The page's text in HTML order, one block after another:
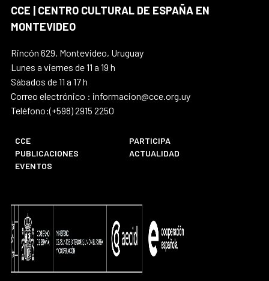
CCE | CENTRO CULTURAL DE ESPAÑA EN
MONTEVIDEO
Rincón 629, Montevideo, Uruguay
Lunes a viernes de 11 a 19 h
Sábados de 11 a 17 h
Correo electrónico : informacion@cce.org.uy
Teléfono:(+598) 2915 2250
CCE
PARTICIPA
PUBLICACIONES
ACTUALIDAD
EVENTOS